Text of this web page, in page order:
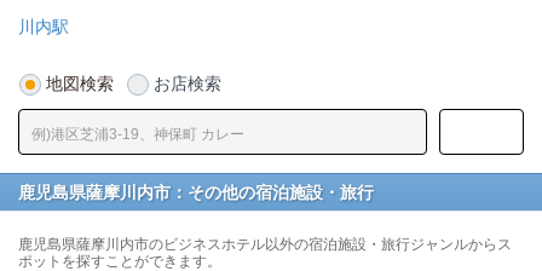
川内駅
地図検索 お店検索
鹿児島県薩摩川内市：その他の宿泊施設・旅行
鹿児島県薩摩川内市のビジネスホテル以外の宿泊施設・旅行ジャンルからス
ポットを探すことができます。